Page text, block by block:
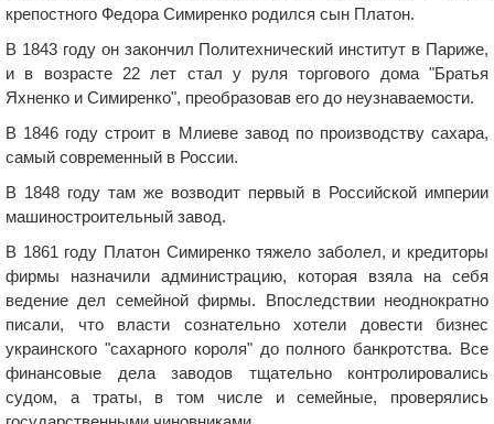
крепостного Федора Симиренко родился сын Платон.
В 1843 году он закончил Политехнический институт в Париже,
и в возрасте 22 лет стал у руля торгового дома "Братья
Яхненко и Симиренко", преобразовав его до неузнаваемости.
В 1846 году строит в Млиеве завод по производству сахара,
самый современный в России.
В 1848 году там же возводит первый в Российской империи
машиностроительный завод.
В 1861 году Платон Симиренко тяжело заболел, и кредиторы
фирмы назначили администрацию, которая взяла на себя
ведение дел семейной фирмы. Впоследствии неоднократно
писали, что власти сознательно хотели довести бизнес
украинского "сахарного короля" до полного банкротства. Все
финансовые дела заводов тщательно контролировались
судом, а траты, в том числе и семейные, проверялись